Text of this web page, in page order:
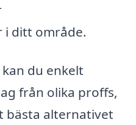
i ditt område.
du enkelt
från olika proffs,
bästa alternativet